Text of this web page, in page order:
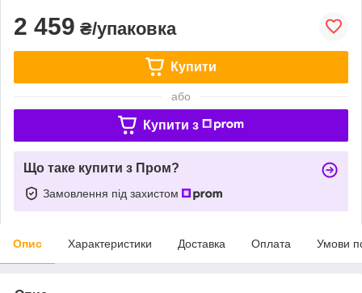
2 459 ₴/упаковка
Купити
або
Купити з
Що таке купити з Пром?
Замовлення під захистом
Опис Характеристики Доставка Оплата Умови